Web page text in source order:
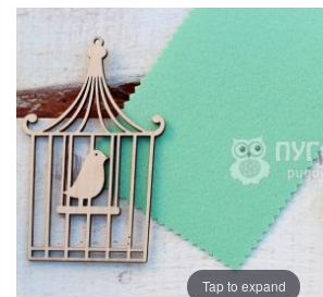
Tap to expand